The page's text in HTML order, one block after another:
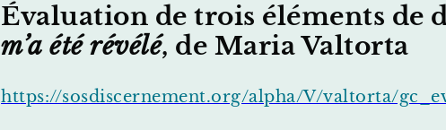
Évaluation de trois éléments de
m’a été révélé, de Maria Valtorta
https://sosdiscernement.org/alpha/V/valtorta/